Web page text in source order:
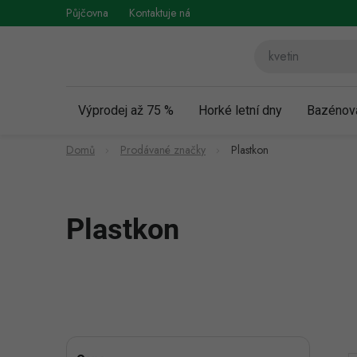
na
Půjčovna Kontaktuje nás
Výprodej až 75 % Horké letní dny
Domů Prodávané značky Plastkon
Plastkon